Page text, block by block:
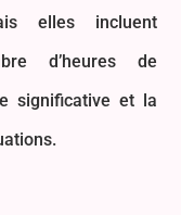
elles incluent
d’heures de
significative et la